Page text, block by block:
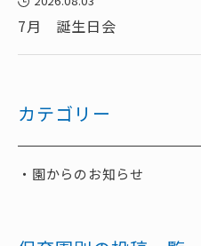
7月 誕生日会
カテゴリー
園からのお知らせ